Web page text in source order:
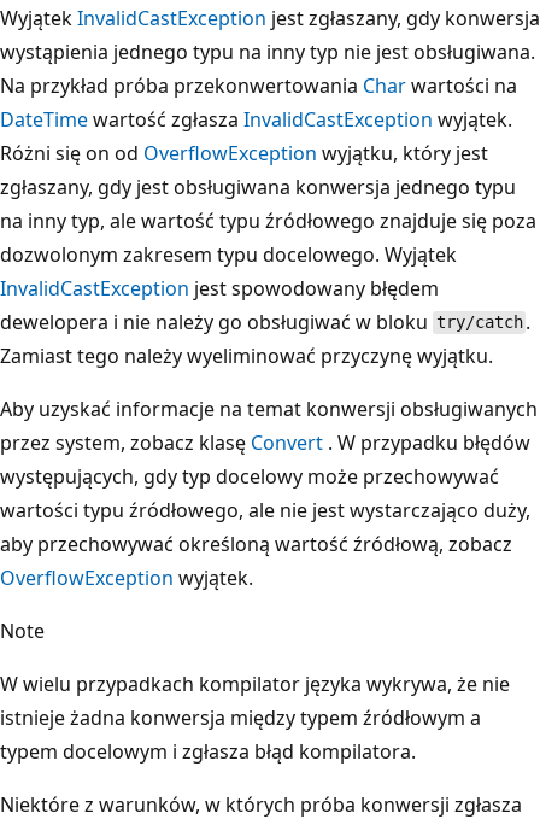
WyjątekInvalidCastException jest zgłaszany, gdy konwersja
wystąpienia jednego typu na inny typ nie jest obsługiwana.
Na przykład próba przekonwertowania Charwartości na
DateTimewartość zgłasza InvalidCastException wyjątek.
Różni się on od OverflowException wyjątku, który jest
zgłaszany, gdy jest obsługiwana konwersja jednego typu
na inny typ, ale wartość typu źródłowego znajduje się poza
dozwolonym zakresem typu docelowego. Wyjątek
InvalidCastException jest spowodowany błędem
dewelopera i nie należy go obsługiwać w bloku try/catch .
Zamiast tego należy wyeliminować przyczynę wyjątku.
Aby uzyskać informacje na temat konwersji obsługiwanych
przez system, zobacz klasę Convert . W przypadku błędów
występujących, gdy typ docelowy może przechowywać
wartości typu źródłowego, ale nie jest wystarczająco duży,
aby przechowywać określoną wartość źródłową, zobacz
OverflowException wyjątek.
Note
W wielu przypadkach kompilator języka wykrywa, że nie
istnieje żadna konwersja między typem źródłowym a
typem docelowym i zgłasza błąd kompilatora.
Niektóre z warunków, w których próba konwersji zgłasza